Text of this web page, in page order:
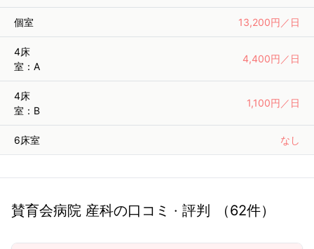
個室 13,200円／日
4床
室：A
4,400円／日
4床
室：B
1,100円／日
6床室 なし
賛育会病院 産科の口コミ · 評判 （62件）